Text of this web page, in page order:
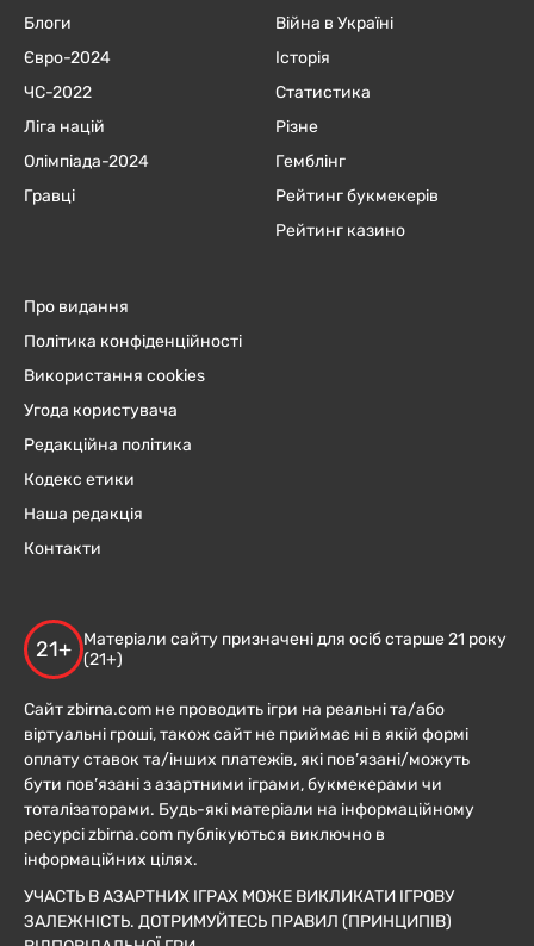
Блоги
Євро-2024
ЧC-2022
Ліга націй
Олімпіада-2024
Гравці
Війна в Україні
Історія
Статистика
Різне
Гемблінг
Рейтинг букмекерів
Рейтинг казино
Про видання
Політика конфіденційності
Використання cookies
Угода користувача
Редакційна політика
Кодекс етики
Наша редакція
Контакти
21+
Матеріали сайту призначені для осіб старше 21 року
(21+)
Сайт zbirna.com не проводить ігри на реальні та/або
віртуальні гроші, також сайт не приймає ні в якій формі
оплату ставок та/інших платежів, які пов’язані/можуть
бути пов’язані з азартними іграми, букмекерами чи
тоталізаторами. Будь-які матеріали на інформаційному
ресурсі zbirna.com публікуються виключно в
інформаційних цілях.
УЧАСТЬ В АЗАРТНИХ ІГРАХ МОЖЕ ВИКЛИКАТИ ІГРОВУ
ЗАЛЕЖНІСТЬ. ДОТРИМУЙТЕСЬ ПРАВИЛ (ПРИНЦИПІВ)